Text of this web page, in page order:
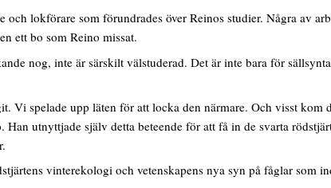
lokförare som förundrades över Reinos studier. Några av
ett bo som Reino missat.
nog, inte är särskilt välstuderad. Det är inte bara för
Vi spelade upp läten för att locka den närmare. Och visst
utnyttjade själv detta beteende för att få in de svarta
vinterekologi och vetenskapens nya syn på fåglar som